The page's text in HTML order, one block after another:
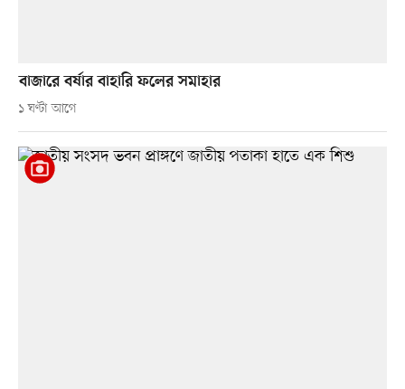
বাজারে বর্ষার বাহারি ফলের সমাহার
১ ঘণ্টা আগে